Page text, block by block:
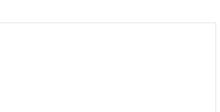
현된 자료 또는 정보로서, 그 보존 및 이용에 있어서 효용을 높일 수 있도록 전자